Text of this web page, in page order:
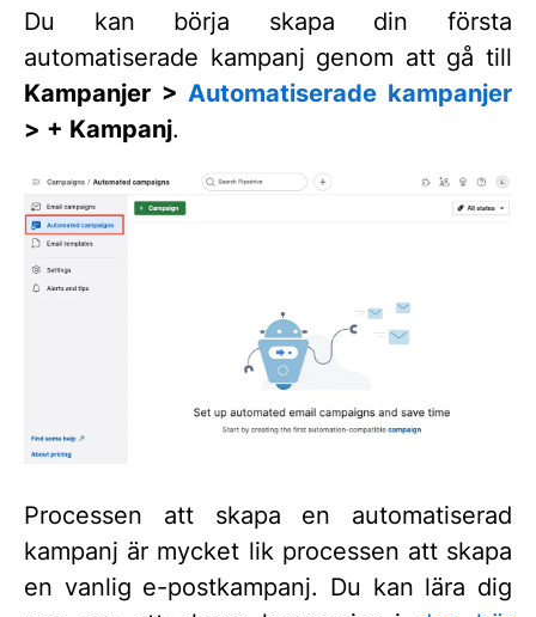
Du kan börja skapa din första
automatiserade kampanj genom att gå till
Kampanjer > Automatiserade kampanjer
> + Kampanj.
Processen att skapa en automatiserad
kampanj är mycket lik processen att skapa
en vanlig e-postkampanj. Du kan lära dig